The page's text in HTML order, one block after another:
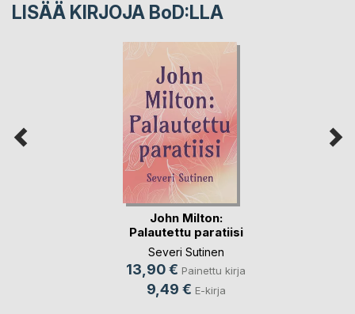
LISÄÄ KIRJOJA BoD:LLA
John Milton:
Palautettu paratiisi
Severi Sutinen
13,90 € Painettu kirja
9,49 € E-kirja